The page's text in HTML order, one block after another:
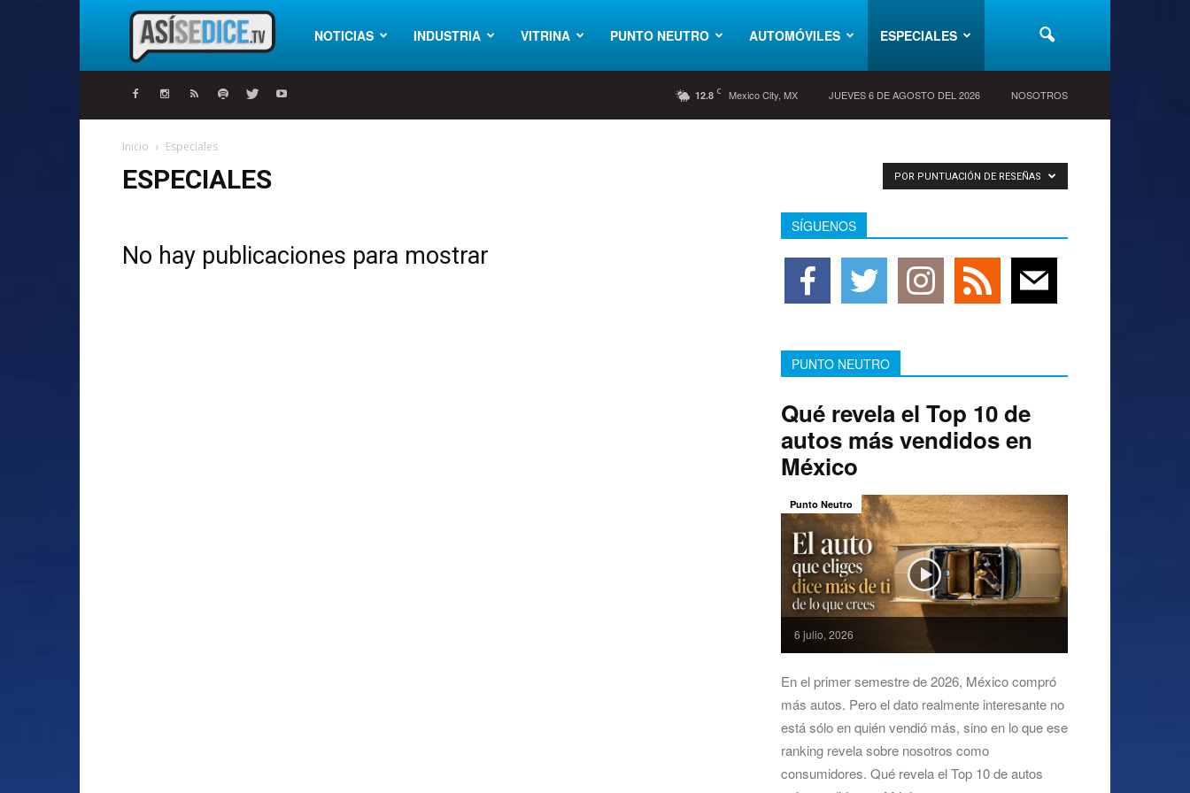
AsíNOTICIAS INDUSTRIA VITRINA PUNTO NEUTRO AUTOMÓVILES ESPECIALES
12.8 C Mexico City, MX JUEVES 6 DE AGOSTO DEL 2026 NOSOTROS
Inicio Especiales
ESPECIALES POR PUNTUACIÓN DE RESEÑAS
No hay publicaciones para mostrar
SÍGUENOS
PUNTO NEUTRO
Qué revela el Top 10 de
autos más vendidos en
México
6 julio, 2026
Punto Neutro
En el primer semestre de 2026, México compró
más autos. Pero el dato realmente interesante no
está sólo en quién vendió más, sino en lo que ese
ranking revela sobre nosotros como
consumidores. Qué revela el Top 10 de autos